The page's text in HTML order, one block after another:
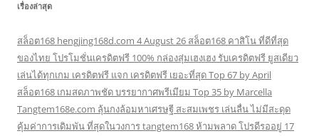
เรื่องล่าสุด
สล็อต168 hengjing168d.com 4 August 26 สล็อต168 คาสิโน ที่ดีที่สุด
ของไทย โปรโมชั่นเครดิตฟรี 100% กล่องสุ่มเฮงเฮง รับเครดิตฟรี ยูสเดียว
เล่นได้ทุกเกม เครดิตฟรี แจก เครดิตฟรี เยอะที่สุด Top 67 by April
สล็อต168 เกมสดภาพชัด บรรยากาศพรีเมียม Top 35 by Marcella
Tangtem168e.com ลุ้นกงล้อมหาเศรษฐี สะสมเพชร เล่นลื่น ไม่มีสะดุด
คุ้มค่าการเดิมพัน ที่สุดในวงการ tangtem168 ห้ามพลาด โปรดีรออยู่ 17